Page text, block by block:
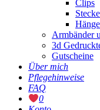
Clips
Armbänder
3d
Gutscheine
Über mich
Pflegehinweise
FAQ
0